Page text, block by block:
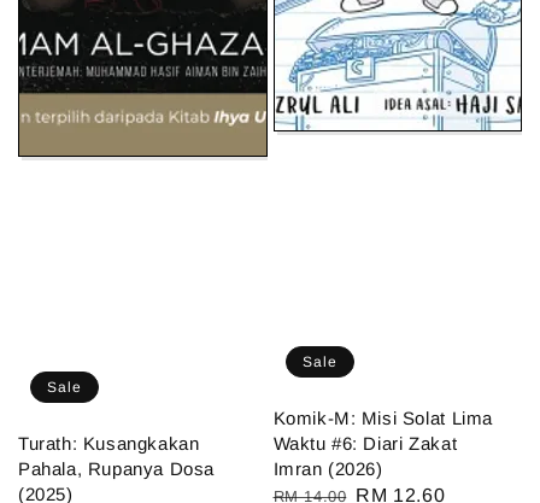
Sale
Turath: Kusangkakan
Pahala, Rupanya Dosa
(2025)
Sale
Komik-M: Misi Solat Lima
Waktu #6: Diari Zakat
Imran (2026)
Regular
RM 14.00 Sale
RM 12.60